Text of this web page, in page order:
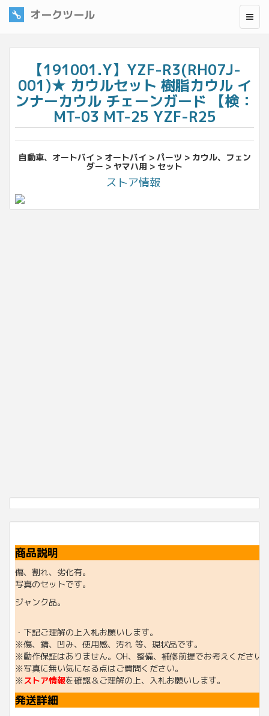
オークツール
【191001.Y】YZF-R3(RH07J-
001)★ カウルセット 樹脂カウル イ
ンナーカウル チェーンガード 【検：
MT-03 MT-25 YZF-R25
自動車、オートバイ > オートバイ > パーツ > カウル、フェン
ダー > ヤマハ用 > セット
ストア情報
商品説明
傷、割れ、劣化有。
写真のセットです。
ジャンク品。
・下記ご理解の上入札お願いします。
※傷、錆、凹み、使用感、汚れ 等、現状品です。
※動作保証はありません。OH、整備、補修前提でお考えください
※写真に無い気になる点はご質問ください。
※ストア情報を確認＆ご理解の上、入札お願いします。
発送詳細